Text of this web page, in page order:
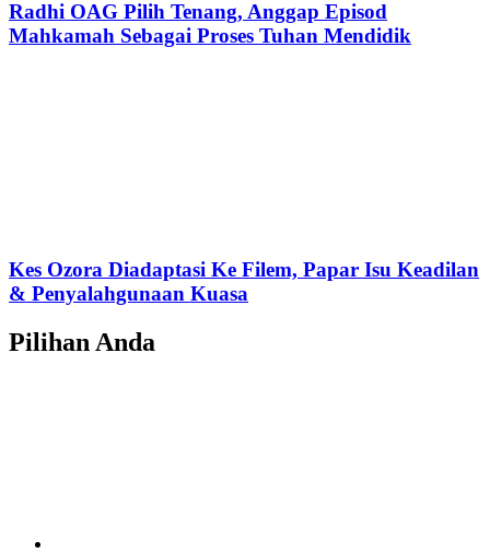
Radhi OAG Pilih Tenang, Anggap Episod
Mahkamah Sebagai Proses Tuhan Mendidik
Kes Ozora Diadaptasi Ke Filem, Papar Isu Keadilan
& Penyalahgunaan Kuasa
Pilihan Anda